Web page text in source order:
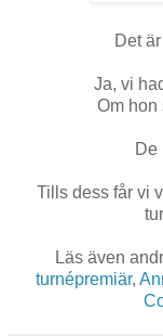
Det
Ja, vi
Om hon
De
Tills dess får vi
Läs även
turnépremiär,